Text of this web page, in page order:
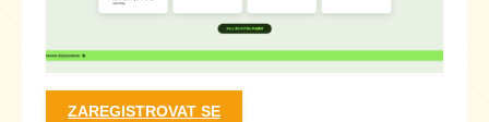
ZAREGISTROVAT SE